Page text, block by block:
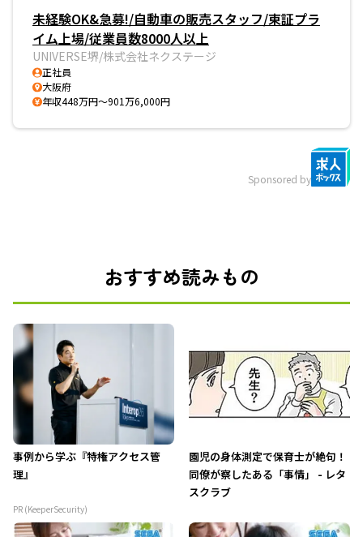
未経験OK&急募!/自動車の販売スタッフ/東証プラ
イム上場/従業員数8000人以上
UNIVERSE堺/株式会社ネクステージ
正社員
大阪府
年収448万円～901万6,000円
Sponsored by
おすすめ読みもの
事例から学ぶ『特権アクセス管
理』
PR (KeeperSecurity)
園児の身体測定で保育士が絶句！
同僚が察したある「事情」 - レタ
スクラブ